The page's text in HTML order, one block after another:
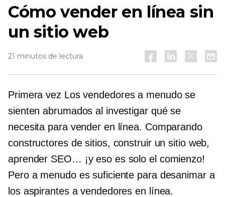
Cómo vender en línea sin
un sitio web
21 minutos de lectura
Primera vez Los vendedores a menudo se
sienten abrumados al investigar qué se
necesita para vender en línea. Comparando
constructores de sitios, construir un sitio web,
aprender SEO… ¡y eso es solo el comienzo!
Pero a menudo es suficiente para desanimar a
los aspirantes a vendedores en línea.